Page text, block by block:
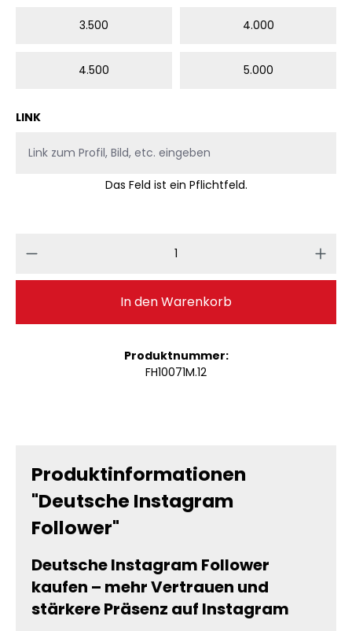
3.500 4.000
4.500 5.000
LINK
Das Feld ist ein Pflichtfeld.
Produkt Anzahl: Gib den
In den Warenkorb
Produktnummer:
FH10071M.12
Produktinformationen
"Deutsche Instagram
Follower"
Deutsche Instagram Follower
kaufen – mehr Vertrauen und
stärkere Präsenz auf Instagram